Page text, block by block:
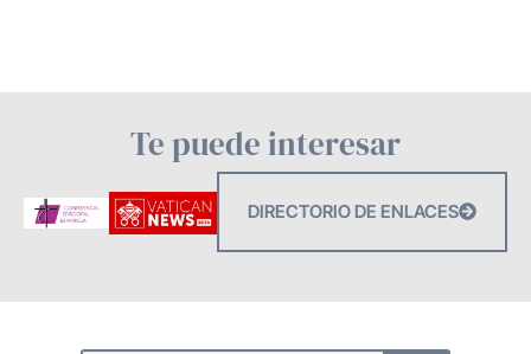
Te puede interesar
DIRECTORIO DE ENLACES